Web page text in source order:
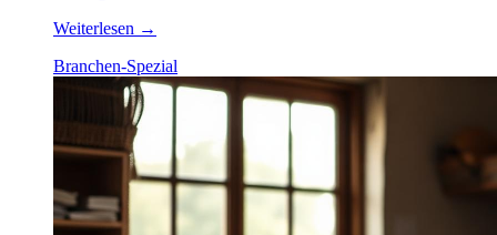
Weiterlesen →
Branchen-Spezial